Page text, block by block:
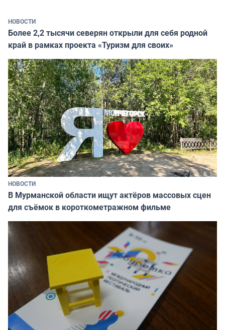
НОВОСТИ
Более 2,2 тысячи северян открыли для себя родной
край в рамках проекта «Туризм для своих»
НОВОСТИ
В Мурманской области ищут актёров массовых сцен
для съёмок в короткометражном фильме